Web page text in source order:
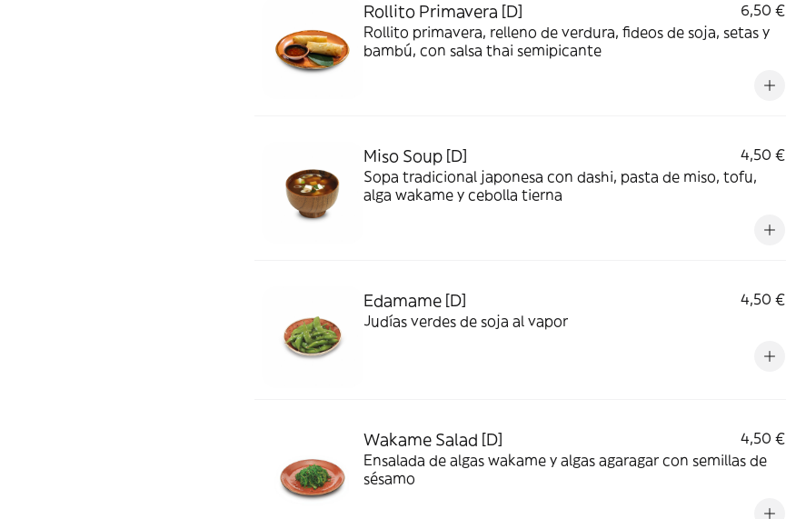
Rollito Primavera [D]
6,50 €
Rollito primavera, relleno de verdura, fideos de soja, setas y
bambú, con salsa thai semipicante
Miso Soup [D]
4,50 €
Sopa tradicional japonesa con dashi, pasta de miso, tofu,
alga wakame y cebolla tierna
Edamame [D]
4,50 €
Judías verdes de soja al vapor
Wakame Salad [D]
4,50 €
Ensalada de algas wakame y algas agaragar con semillas de
sésamo